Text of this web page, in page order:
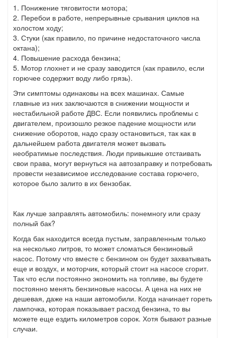
1. Понижение тяговитости мотора;
2. Перебои в работе, непрерывные срывания циклов на
холостом ходу;
3. Стуки (как правило, по причине недостаточного числа
октана);
4. Повышение расхода бензина;
5. Мотор глохнет и не сразу заводится (как правило, если
горючее содержит воду либо грязь).
Эти симптомы одинаковы на всех машинах. Самые
главные из них заключаются в снижении мощности и
нестабильной работе ДВС. Если появились проблемы с
двигателем, произошло резкое падение мощности или
снижение оборотов, надо сразу остановиться, так как в
дальнейшем работа двигателя может вызвать
необратимые последствия. Люди привыкшие отстаивать
свои права, могут вернуться на автозаправку и потребовать
провести независимое исследование состава горючего,
которое было залито в их бензобак.
Как лучше заправлять автомобиль: понемногу или сразу
полный бак?
Когда бак находится всегда пустым, заправленным только
на несколько литров, то может сломаться бензиновый
насос. Потому что вместе с бензином он будет захватывать
еще и воздух, и моторчик, который стоит на насосе сгорит.
Так что если постоянно экономить на топливе, вы будете
постоянно менять бензиновые насосы. А цена на них не
дешевая, даже на наши автомобили. Когда начинает гореть
лампочка, которая показывает расход бензина, то вы
можете еще ездить километров сорок. Хотя бывают разные
случаи.